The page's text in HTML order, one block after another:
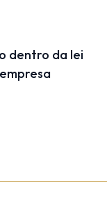
dentro da lei